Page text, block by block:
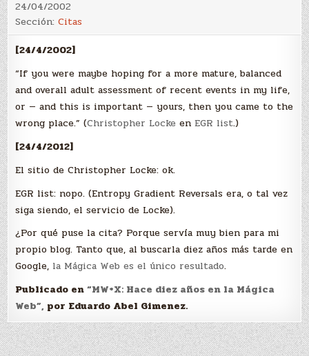
24/04/2002
Sección:Citas
[24/4/2002]
“If you were maybe hoping for a more mature, balanced
and overall adult assessment of recent events in my life,
or — and this is important — yours, then you came to the
wrong place.” (Christopher Locke enEGR list.)
[24/4/2012]
El sitio de Christopher Locke: ok.
EGR list: nopo. (Entropy Gradient Reversals era, o tal vez
siga siendo, el servicio de Locke).
¿Por qué puse la cita? Porque servía muy bien para mi
propio blog. Tanto que, al buscarla diez años más tarde en
Google, la Mágica Web es el único resultado.
Publicado en“MW+X: Hace diez años en la Mágica
Web”, por Eduardo Abel Gimenez.